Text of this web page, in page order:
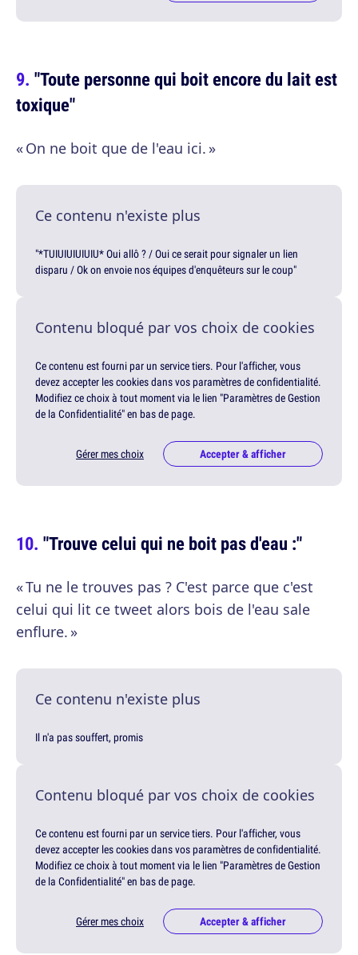
"Toute personne qui boit encore du lait est
toxique"
« On ne boit que de l'eau ici. »
Ce contenu n'existe plus
"*TUIUIUIUIUIU* Oui allô ? / Oui ce serait pour signaler un lien
disparu / Ok on envoie nos équipes d'enquêteurs sur le coup"
Contenu bloqué par vos choix de cookies
Ce contenu est fourni par un service tiers. Pour l'afficher, vous
devez accepter les cookies dans vos paramètres de confidentialité.
Modifiez ce choix à tout moment via le lien "Paramètres de Gestion
de la Confidentialité" en bas de page.
Gérer mes choix Accepter & afficher
"Trouve celui qui ne boit pas d'eau :"
« Tu ne le trouves pas ? C'est parce que c'est
celui qui lit ce tweet alors bois de l'eau sale
enflure. »
Ce contenu n'existe plus
Il n'a pas souffert, promis
Contenu bloqué par vos choix de cookies
Ce contenu est fourni par un service tiers. Pour l'afficher, vous
devez accepter les cookies dans vos paramètres de confidentialité.
Modifiez ce choix à tout moment via le lien "Paramètres de Gestion
de la Confidentialité" en bas de page.
Gérer mes choix Accepter & afficher